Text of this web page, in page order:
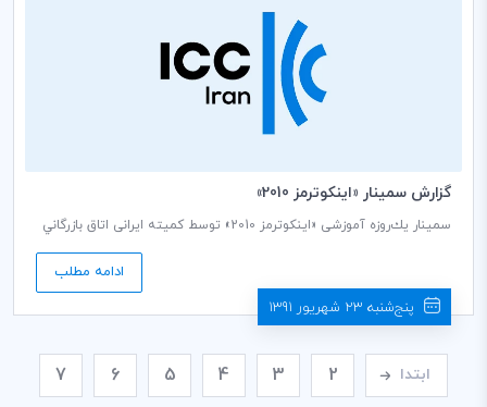
گزارش سمينار «اينكوترمز 2010»
سمینار يك‌روزه آموزشی «اینکوترمز 2010» توسط کمیته ایرانی اتاق بازرگاني
و مدیر ارشد خدمات مشورتی کمیته ایرانی ICC و «ملک رضا ملک‌پور» عضو
کمیسیون حمل و نقل و پشتیبانی کمیته ایرانی ICC و دبیر کمیته تعیین
اجتماعات طبقه هشتم اتاق ایران برگزار گردید.
ادامه مطلب
پنج‌شنبه 23 شهریور 1391
ابتدا 2
3
4
5
6
7